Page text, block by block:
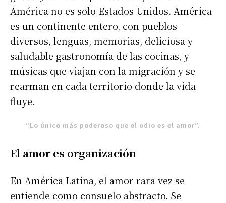
América no es solo Estados Unidos. América
es un continente entero, con pueblos
diversos, lenguas, memorias, deliciosa y
saludable gastronomía de las cocinas, y
músicas que viajan con la migración y se
rearman en cada territorio donde la vida
fluye.
“Lo único más poderoso que el odio es el amor”.
El amor es organización
En América Latina, el amor rara vez se
entiende como consuelo abstracto. Se